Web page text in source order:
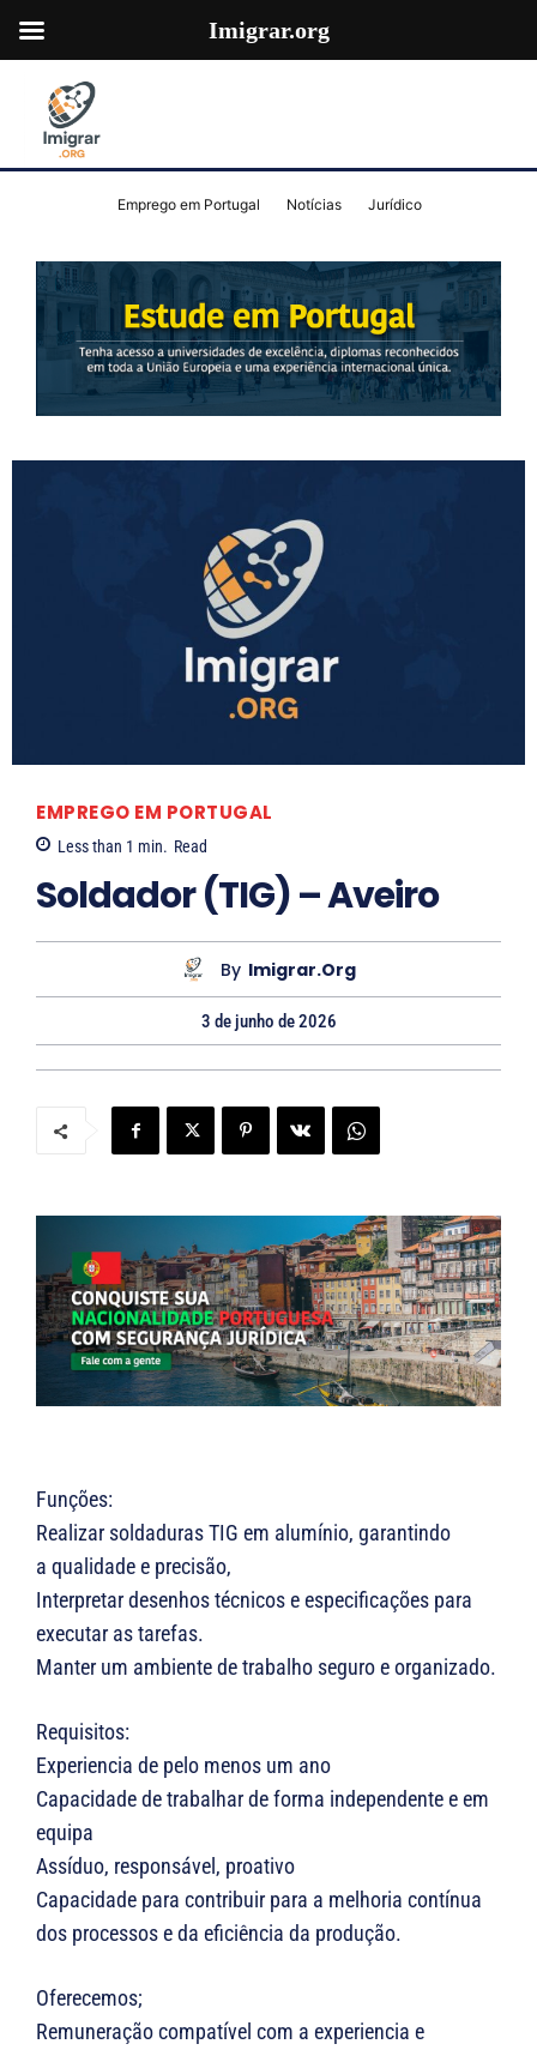
Emprego em Portugal Notícias Jurídico
EMPREGO EM PORTUGAL
Less than 1 min. Read
Soldador (TIG) – Aveiro
By Imigrar.org
3 de junho de 2026
Funções:
Realizar soldaduras TIG em alumínio, garantindo
a qualidade e precisão,
Interpretar desenhos técnicos e especificações para
executar as tarefas.
Manter um ambiente de trabalho seguro e organizado.
Requisitos:
Experiencia de pelo menos um ano
Capacidade de trabalhar de forma independente e em
equipa
Assíduo, responsável, proativo
Capacidade para contribuir para a melhoria contínua
dos processos e da eficiência da produção.
Oferecemos;
Remuneração compatível com a experiencia e
Imigrar.org
r